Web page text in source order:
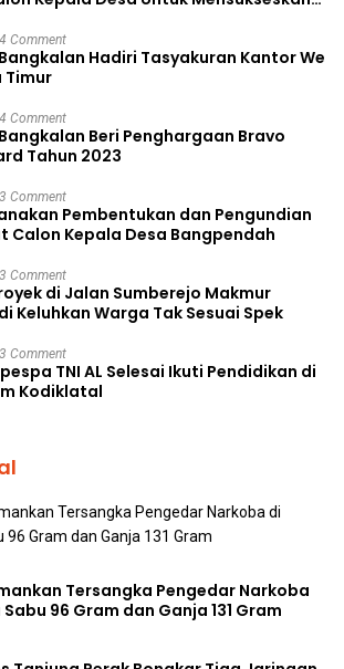
4 Comment
Hadiri Tasyakuran Kantor We
Timur
4 Comment
Beri Penghargaan Bravo
Tahun 2023
3 Comment
Pembentukan dan Pengundian
Calon Kepala Desa Bangpendah
3 Comment
di Jalan Sumberejo Makmur
Keluhkan Warga Tak Sesuai Spek
3 Comment
TNI AL Selesai Ikuti Pendidikan di
Kodiklatal
Tersangka Pengedar Narkoba
96 Gram dan Ganja 131 Gram